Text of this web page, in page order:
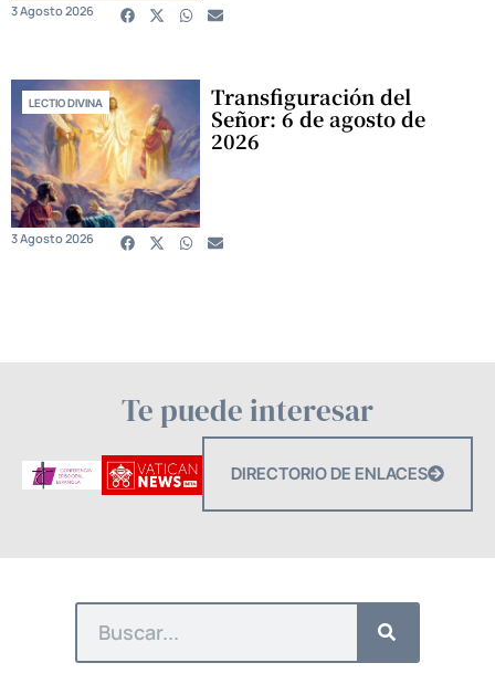
3 Agosto 2026
LECTIO DIVINA Transfiguración del
Señor: 6 de agosto de
2026
3 Agosto 2026
Te puede interesar
DIRECTORIO DE ENLACES